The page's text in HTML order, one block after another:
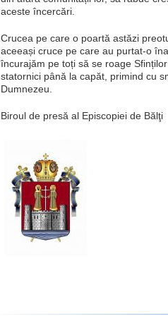
aceste încercări.
Crucea pe care o poartă astăzi
aceeași cruce pe care au purtat-o
încurajăm pe toți să se roage
statornici până la capăt, primind cu
Dumnezeu.
Biroul de presă al Episcopiei de Bălţi